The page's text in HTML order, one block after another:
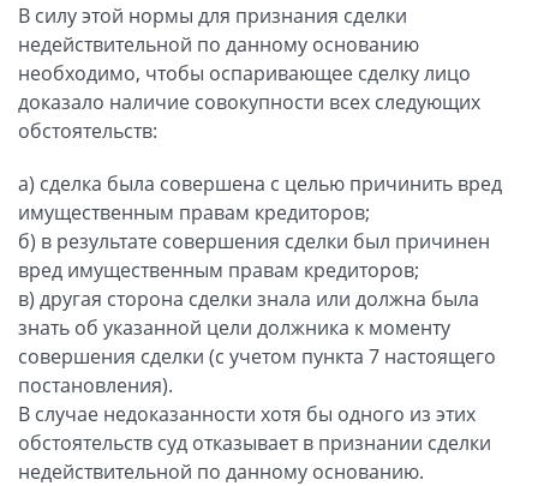
В силу этой нормы для признания сделки
недействительной по данному основанию
необходимо, чтобы оспаривающее сделку лицо
доказало наличие совокупности всех следующих
обстоятельств:
а) сделка была совершена с целью причинить вред
имущественным правам кредиторов;
б) в результате совершения сделки был причинен
вред имущественным правам кредиторов;
в) другая сторона сделки знала или должна была
знать об указанной цели должника к моменту
совершения сделки (с учетом пункта 7 настоящего
постановления).
В случае недоказанности хотя бы одного из этих
обстоятельств суд отказывает в признании сделки
недействительной по данному основанию.